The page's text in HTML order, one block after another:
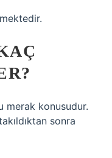
merak konusudur.
sonra